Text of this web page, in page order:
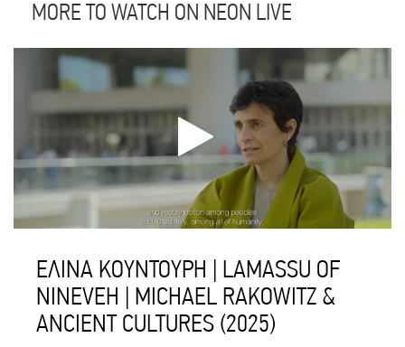
MORE TO WATCH ON NEON LIVE
ΕΛΙΝΑ ΚΟΥΝΤΟΥΡΗ | LAMASSU OF
NINEVEH | MICHAEL RAKOWITZ &
ANCIENT CULTURES (2025)